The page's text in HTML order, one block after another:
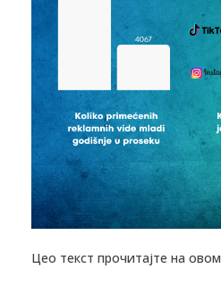
Цео текст прочитајте на овом